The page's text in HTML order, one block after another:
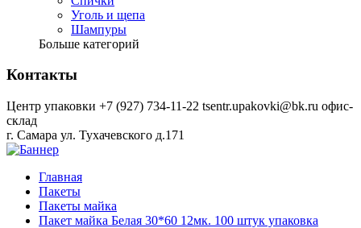
Уголь и щепа
Шампуры
Больше категорий
Контакты
Центр упаковки +7 (927) 734-11-22 tsentr.upakovki@bk.ru офис-
склад
г. Самара ул. Тухачевского д.171
Главная
Пакеты
Пакеты майка
Пакет майка Белая 30*60 12мк. 100 штук упаковка